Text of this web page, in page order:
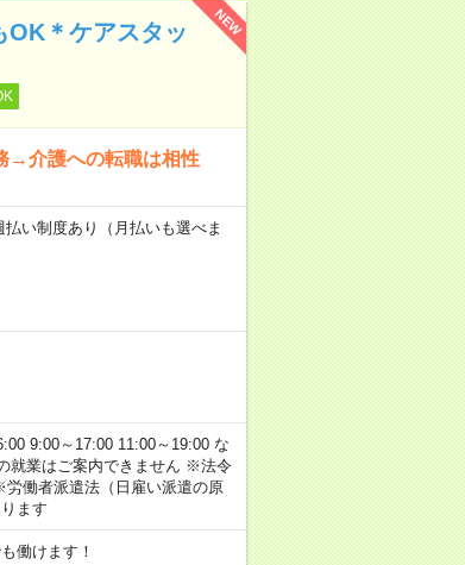
NEW
OK＊ケアスタッ
→介護への転職は相性
い制度あり（月払いも選べま
9:00～17:00 11:00～19:00 な
就業はご案内できません ※法令
働者派遣法（日雇い派遣の原
ます
働けます！